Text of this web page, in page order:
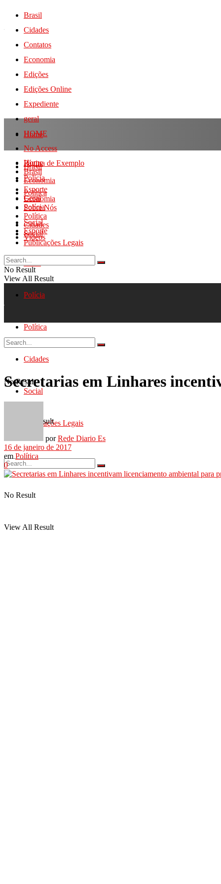
Brasil
Cidades
Contatos
Economia
Edições
Edições Online
Expediente
geral
HOME
No Access
Página de Exemplo
Polícia
Política
Sobre Nós
Social
Videos
Home
Brasil
Economia
Esporte
Geral
Polícia
Política
Cidades
Social
Publicações Legais
No Result
View All Result
Home
Brasil
Economia
Esporte
Geral
Polícia
Política
Cidades
Social
Publicações Legais
No Result
View All Result
No Result
View All Result
Secretarias em Linhares
por Rede Diario Es
16 de janeiro de 2017
em Política
0